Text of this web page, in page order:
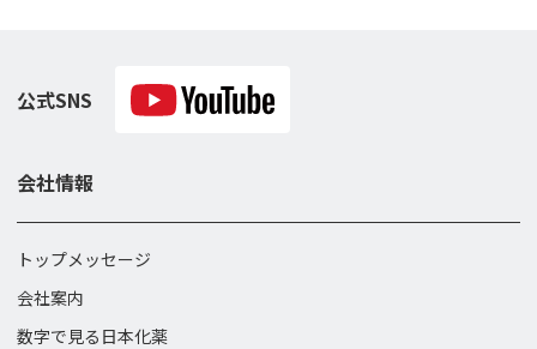
公式SNS
会社情報
トップメッセージ
会社案内
数字で見る日本化薬